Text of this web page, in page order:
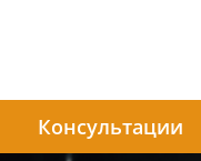
Консультации